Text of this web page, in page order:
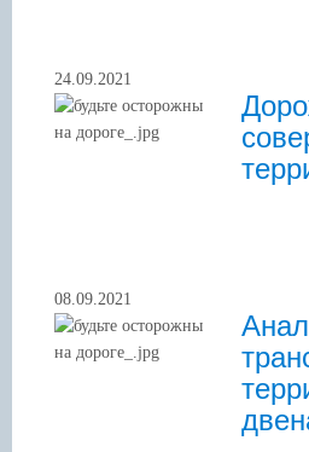
24.09.2021
08.09.2021